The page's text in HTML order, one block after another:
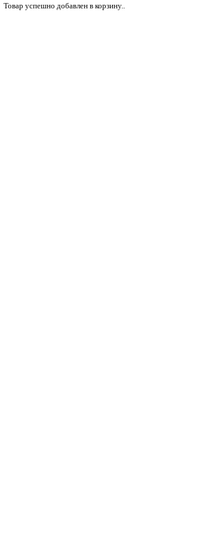
Товар успешно добавлен в корзину..